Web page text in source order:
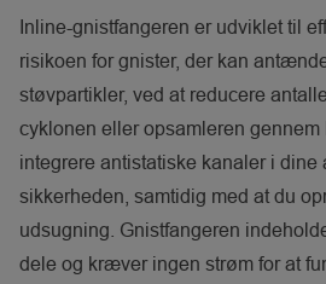
Inline-gnistfangeren er udviklet til
risikoen for gnister, der kan
støvpartikler, ved at reducere
cyklonen eller opsamleren gennem
integrere antistatiske kanaler i
sikkerheden, samtidig med at du
udsugning. Gnistfangeren
dele og kræver ingen strøm for at